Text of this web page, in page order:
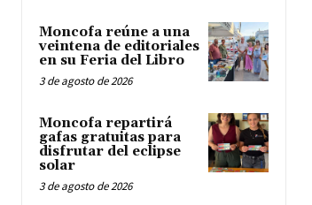
Moncofa reúne a una
veintena de editoriales
en su Feria del Libro
3 de agosto de 2026
Moncofa repartirá
gafas gratuitas para
disfrutar del eclipse
solar
3 de agosto de 2026